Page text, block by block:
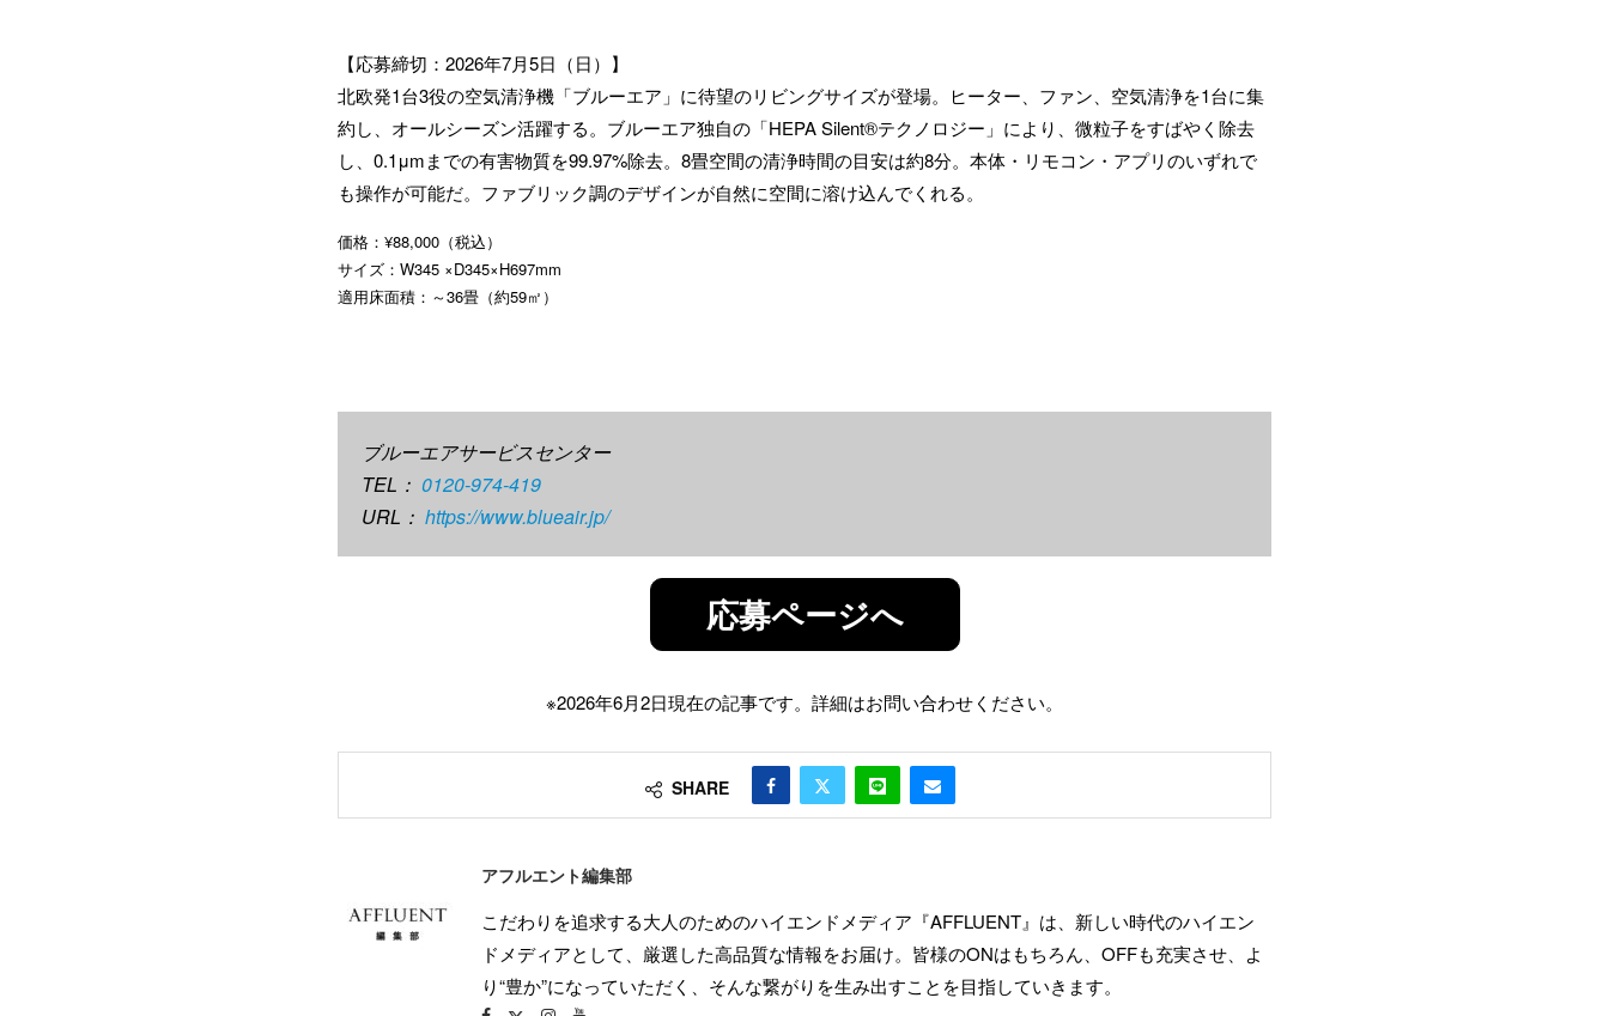
【応募締切：2026年7月5日（日）】
北欧発1台3役の空気清浄機「ブルーエア」に待望のリビングサイズが登場。ヒーター、ファン、空気清浄を1台に集
約し、オールシーズン活躍する。ブルーエア独自の「HEPA Silent®テクノロジー」により、微粒子をすばやく除去
し、0.1μmまでの有害物質を99.97%除去。8畳空間の清浄時間の目安は約8分。本体・リモコン・アプリのいずれで
も操作が可能だ。ファブリック調のデザインが自然に空間に溶け込んでくれる。
価格：¥88,000（税込）
サイズ：W345 ×D345×H697mm
適用床面積：～36畳（約59㎡）
ブルーエアサービスセンター
TEL： 0120-974-419
URL： https://www.blueair.jp/
応募ページへ
※2026年6月2日現在の記事です。詳細はお問い合わせください。
SHARE
アフルエント編集部
こだわりを追求する大人のためのハイエンドメディア『AFFLUENT』は、新しい時代のハイエン
ドメディアとして、厳選した高品質な情報をお届け。皆様のONはもちろん、OFFも充実させ、よ
り“豊か”になっていただく、そんな繋がりを生み出すことを目指していきます。